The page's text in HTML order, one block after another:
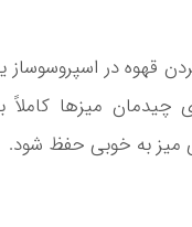
در اسپروسوساز
چیدمان میزها کاملاً
میز به خوبی حفظ شود.